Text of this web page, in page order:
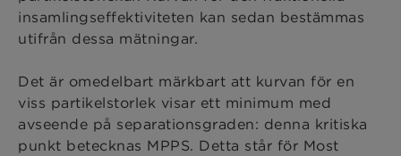
insamlingseffektiviteten kan sedan bestämmas
utifrån dessa mätningar.
Det är omedelbart märkbart att kurvan för en
viss partikelstorlek visar ett minimum med
avseende på separationsgraden: denna kritiska
punkt betecknas MPPS. Detta står för Most